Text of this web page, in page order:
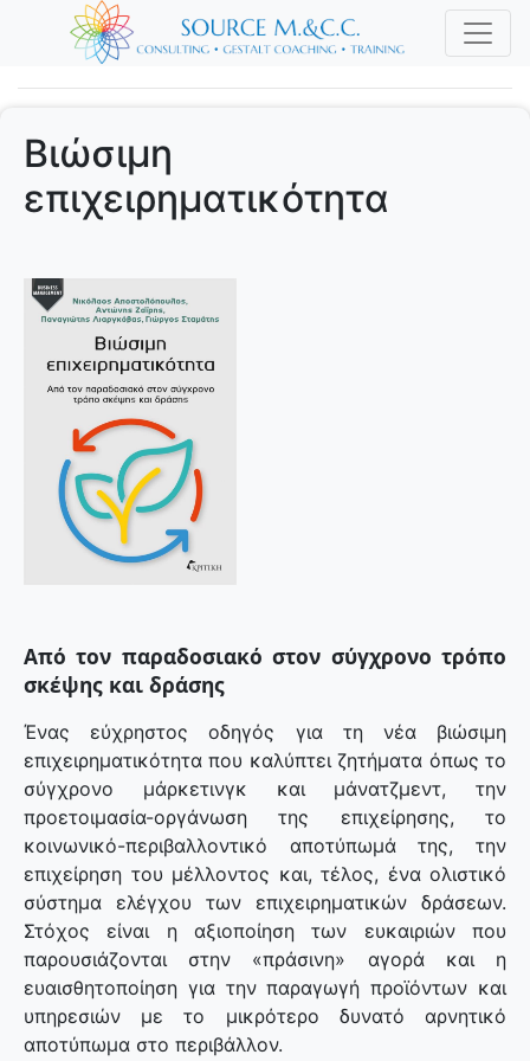
Βιώσιμη
επιχειρηματικότητα
Από τον παραδοσιακό στον σύγχρονο τρόπο
σκέψης και δράσης
Ένας εύχρηστος οδηγός για τη νέα βιώσιμη
επιχειρηματικότητα που καλύπτει ζητήματα όπως το
σύγχρονο μάρκετινγκ και μάνατζμεντ, την
προετοιμασία-οργάνωση της επιχείρησης, το
κοινωνικό-περιβαλλοντικό αποτύπωμά της, την
επιχείρηση του μέλλοντος και, τέλος, ένα ολιστικό
σύστημα ελέγχου των επιχειρηματικών δράσεων.
Στόχος είναι η αξιοποίηση των ευκαιριών που
παρουσιάζονται στην «πράσινη» αγορά και η
ευαισθητοποίηση για την παραγωγή προϊόντων και
υπηρεσιών με το μικρότερο δυνατό αρνητικό
αποτύπωμα στο περιβάλλον.